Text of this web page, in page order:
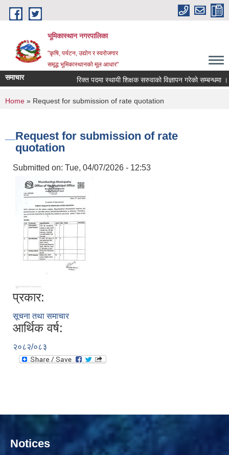
Skip to main content
भूमिकास्थान नगरपालिका
"कृषि, पर्यटन, उद्योग र स्वरोजगार
समृद्ध भूमिकास्थानको मूल आधार"
समाचार रिक्त पदमा स्थायी शिक्षक सरुवाको विज्ञापन गरेको सम्बन्धमा ।
You are here
Home » Request for submission of rate quotation
Request for submission of rate
quotation
Submitted on: Tue, 04/07/2026 - 12:53
प्रकार:
सूचना तथा समाचार
आर्थिक वर्ष:
२०८२/०८३
Notices